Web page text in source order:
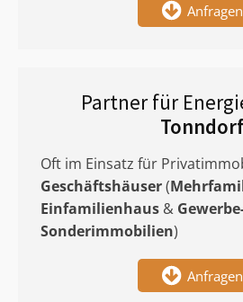
Anfragen
Partner für
Tonndorf
Oft im Einsatz für
Geschäftshäuser(
Einfamilienhaus &
Sonderimmobilien)
Anfragen